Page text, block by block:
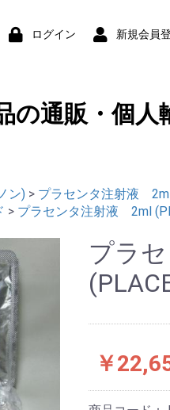
ログイン 新規会員
の通販・個人
ン)> プラセンタ注射液
> プラセンタ注射液 2ml
プラ
￥